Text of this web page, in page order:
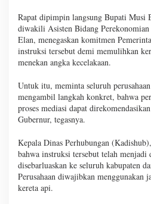
Rapat dipimpin langsung Bupati Musi
diwakili Asisten Bidang
Elan, menegaskan komitmen
instruksi tersebut demi memulihkan
menekan angka kecelakaan.
Untuk itu, meminta seluruh
mengambil langkah konkret, bahwa
proses mediasi dapat
Gubernur, tegasnya.
Kepala Dinas Perhubungan
bahwa instruksi tersebut telah menjadi
disebarluaskan ke seluruh kabupaten
Perusahaan diwajibkan menggunakan
kereta api.